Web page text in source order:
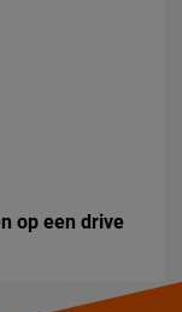
op een drive